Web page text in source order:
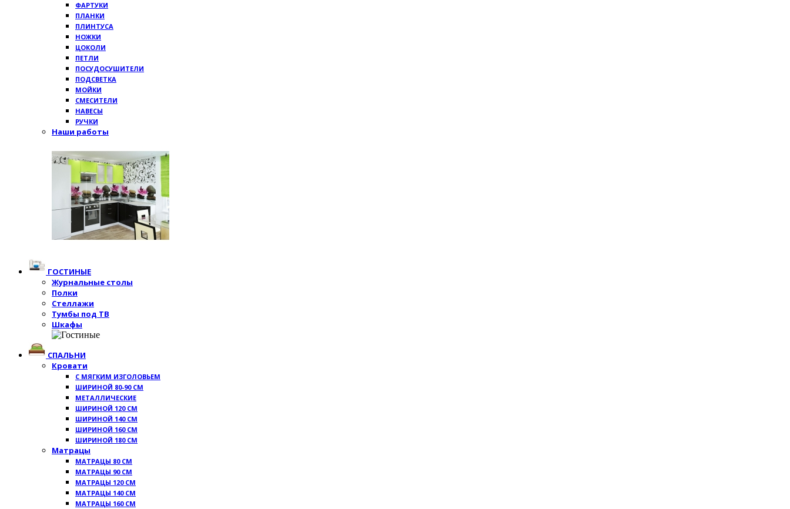
ФАРТУКИ
ПЛАНКИ
ПЛИНТУСА
НОЖКИ
ЦОКОЛИ
ПЕТЛИ
ПОСУДОСУШИТЕЛИ
ПОДСВЕТКА
МОЙКИ
СМЕСИТЕЛИ
НАВЕСЫ
РУЧКИ
Наши работы
ГОСТИНЫЕ
Журнальные столы
Полки
Стеллажи
Тумбы под ТВ
Шкафы
СПАЛЬНИ
Кровати
С МЯГКИМ ИЗГОЛОВЬЕМ
ШИРИНОЙ 80-90 СМ
МЕТАЛЛИЧЕСКИЕ
ШИРИНОЙ 120 СМ
ШИРИНОЙ 140 СМ
ШИРИНОЙ 160 СМ
ШИРИНОЙ 180 СМ
Матрацы
МАТРАЦЫ 80 СМ
МАТРАЦЫ 90 СМ
МАТРАЦЫ 120 СМ
МАТРАЦЫ 140 СМ
МАТРАЦЫ 160 СМ